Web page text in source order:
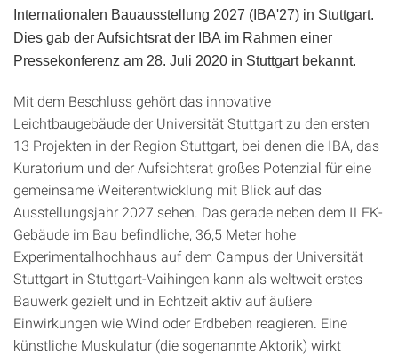
Internationalen Bauausstellung 2027 (IBA'27) in Stuttgart.
Dies gab der Aufsichtsrat der IBA im Rahmen einer
Pressekonferenz am 28. Juli 2020 in Stuttgart bekannt.
Mit dem Beschluss gehört das innovative
Leichtbaugebäude der Universität Stuttgart zu den ersten
13 Projekten in der Region Stuttgart, bei denen die IBA, das
Kuratorium und der Aufsichtsrat großes Potenzial für eine
gemeinsame Weiterentwicklung mit Blick auf das
Ausstellungsjahr 2027 sehen. Das gerade neben dem ILEK-
Gebäude im Bau befindliche, 36,5 Meter hohe
Experimentalhochhaus auf dem Campus der Universität
Stuttgart in Stuttgart-Vaihingen kann als weltweit erstes
Bauwerk gezielt und in Echtzeit aktiv auf äußere
Einwirkungen wie Wind oder Erdbeben reagieren. Eine
künstliche Muskulatur (die sogenannte Aktorik) wirkt